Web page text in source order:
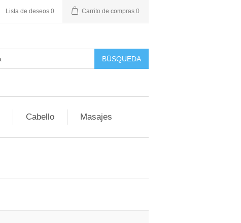
Lista de deseos 0 Carrito de compras 0
BÚSQUEDA
Cabello Masajes